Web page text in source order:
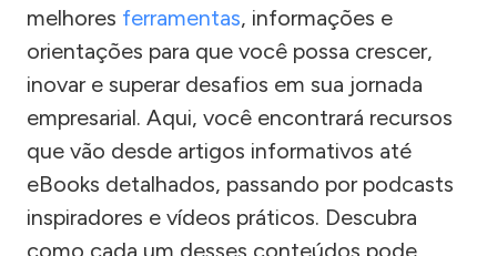
melhores ferramentas, informações e
orientações para que você possa crescer,
inovar e superar desafios em sua jornada
empresarial. Aqui, você encontrará recursos
que vão desde artigos informativos até
eBooks detalhados, passando por podcasts
inspiradores e vídeos práticos. Descubra
como cada um desses conteúdos pode